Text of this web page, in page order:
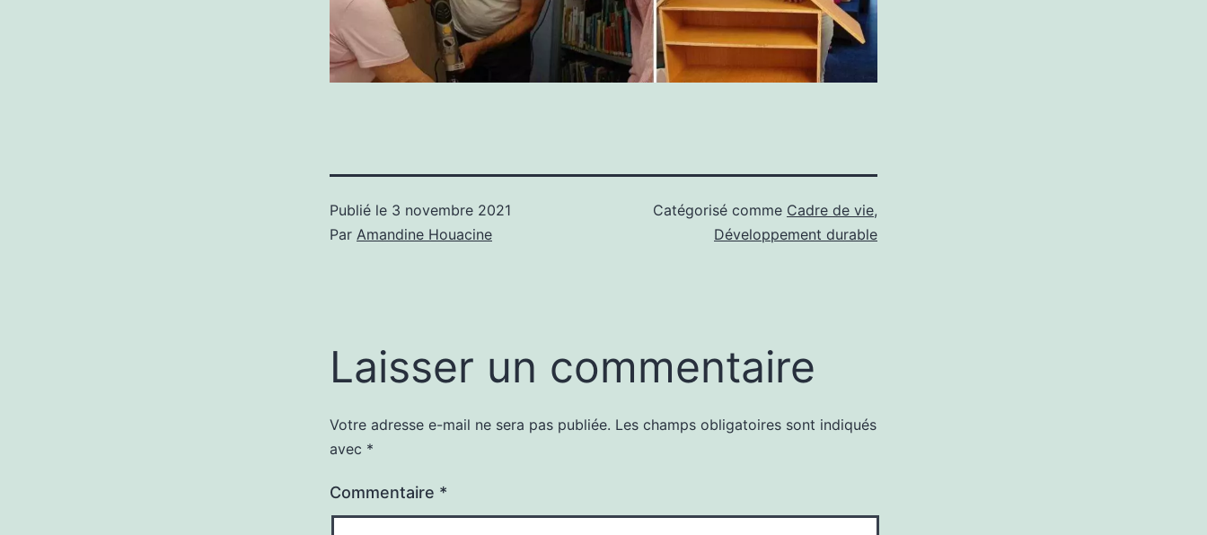
Publié le 3 novembre 2021
Par Amandine Houacine
Catégorisé comme Cadre de vie,
Développement durable
Laisser un commentaire
Votre adresse e-mail ne sera pas publiée. Les champs obligatoires sont indiqués
avec *
Commentaire *